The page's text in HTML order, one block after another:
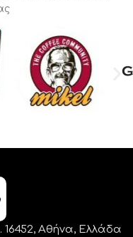
16452, Αθήνα, Ελλάδα